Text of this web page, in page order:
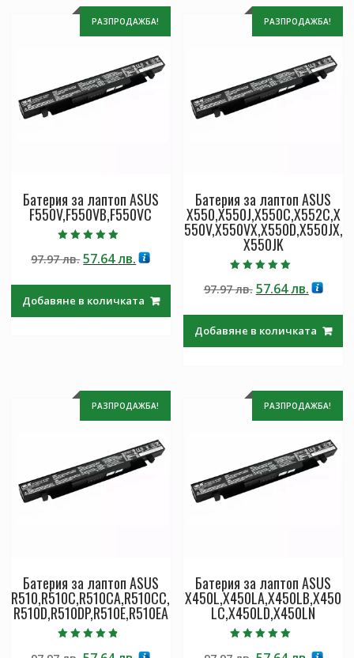
РАЗПРОДАЖБА!
Батерия за лаптоп ASUS
F550V,F550VB,F550VC
5.00
от 5
97.97лв.Original
97.97 лв..
57.64лв.Текущата
57.64 лв..
Добавяне в количката
РАЗПРОДАЖБА!
Батерия за лаптоп ASUS
X550,X550J,X550C,X552C,X
550V,X550VX,X550D,X550JX,
X550JK
5.00
от 5
97.97лв. Original
97.97 лв..
57.64лв.
57.64
Добавяне в количката
РАЗПРОДАЖБА!
Батерия за лаптоп ASUS
R510,R510C,R510CA,R510CC,
R510D,R510DP,R510E,R510EA
РАЗПРОДАЖБА!
Батерия за лаптоп ASUS
X450L,X450LA,X450LB,X450
LC,X450LD,X450LN